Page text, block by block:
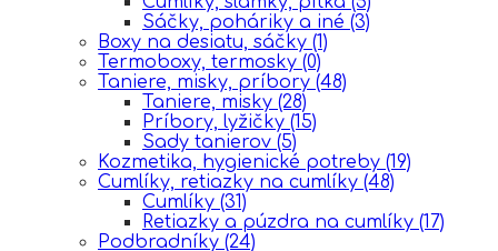
Sáčky, poháriky a iné (3)
Boxy na desiatu, sáčky (1)
Termoboxy, termosky (0)
Taniere, misky, príbory (48)
Taniere, misky (28)
Príbory, lyžičky (15)
Sady tanierov (5)
Kozmetika, hygienické potreby (19)
Cumlíky, retiazky na cumlíky (48)
Cumlíky (31)
Retiazky a púzdra na cumlíky (17)
Podbradníky (24)